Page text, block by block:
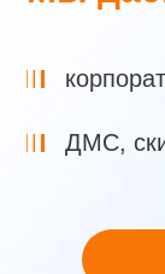
ДМС,